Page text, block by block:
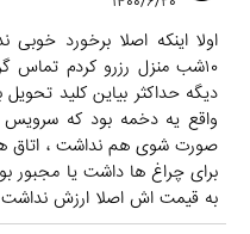
اولا اینکه اصلا برخورد
۱۰شب منزل رزرو کردم تماس
دیگه حداکثر بیاین کلید
واقع یه دخمه بود که سرویس
صورت شوی هم نداشت ، اتاق
برای چراغ ها داشت یا مجبور
به قیمت اش اصلا ارزش نداشت و ۲۰۰تومن بیشتر ارزش